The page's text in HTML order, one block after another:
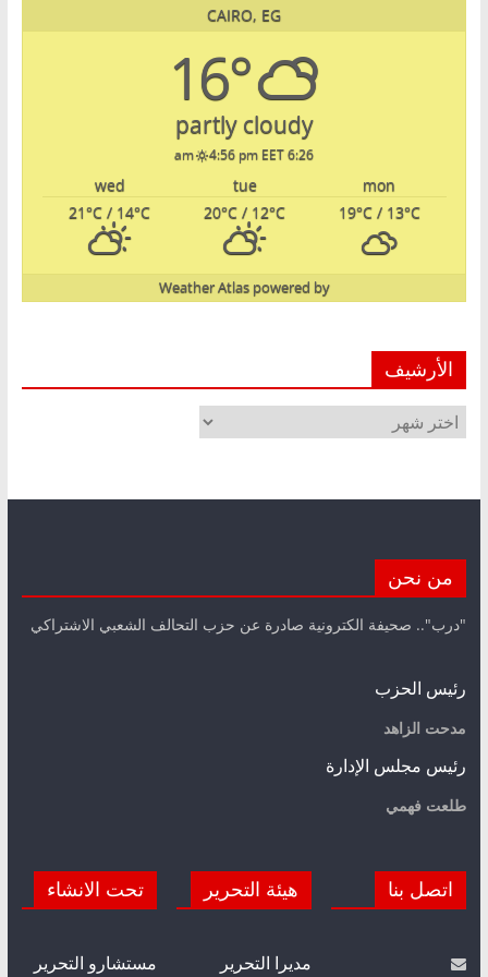
CAIRO, EG
16°
partly cloudy
6:26 am
4:56 pm EET
mon
tue
wed
19°C/ 13°C
20°C / 12°C
21°C / 14°C
powered by
Weather Atlas
الأرشيف
الأرشيف
من نحن
"درب".. صحيفة الكترونية صادرة عن حزب التحالف الشعبي الاشتراكي
رئيس الحزب
مدحت الزاهد
رئيس مجلس الإدارة
طلعت فهمي
اتصل بنا هيئة التحرير
مديرا التحرير
تحت الانشاء
مستشارو التحرير